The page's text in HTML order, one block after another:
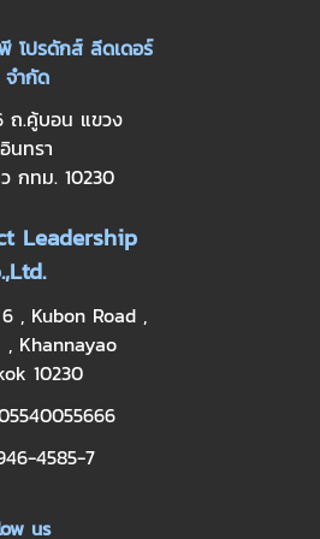
ปรดักส์ ลีดเดอร์
ำกัด
ถ.คู้บอน แขวง
นทรา
กทม. 10230
Leadership
, Kubon Road ,
Khannayao
10230
4585-7
us